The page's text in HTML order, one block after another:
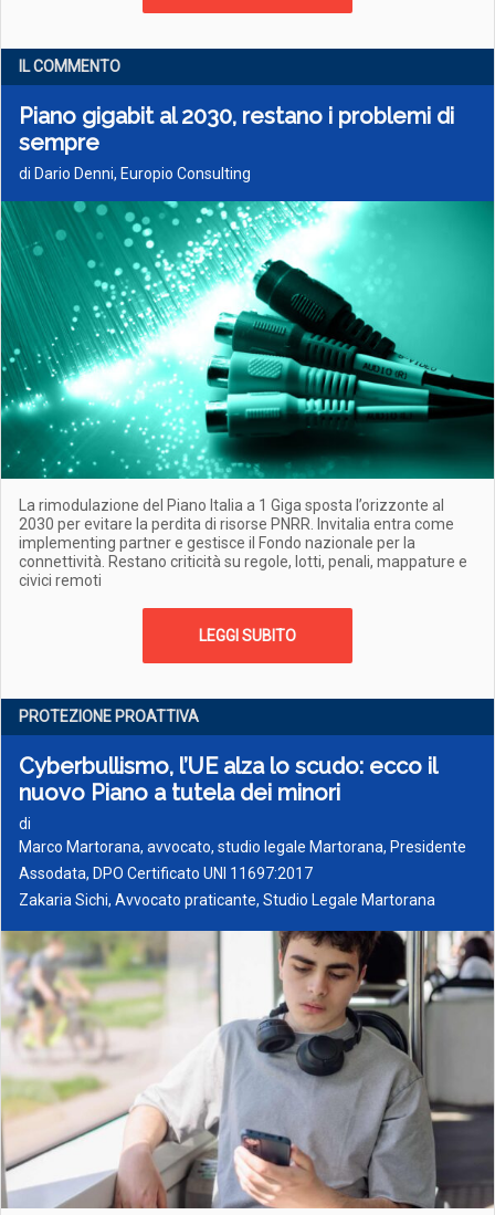
IL COMMENTO
Piano gigabit al 2030, restano i problemi di
sempre
di Dario Denni, Europio Consulting
La rimodulazione del Piano Italia a 1 Giga sposta l’orizzonte al
2030 per evitare la perdita di risorse PNRR. Invitalia entra come
implementing partner e gestisce il Fondo nazionale per la
connettività. Restano criticità su regole, lotti, penali, mappature e
civici remoti
LEGGI SUBITO
PROTEZIONE PROATTIVA
Cyberbullismo, l’UE alza lo scudo: ecco il
nuovo Piano a tutela dei minori
di
Marco Martorana, avvocato, studio legale Martorana, Presidente
Assodata, DPO Certificato UNI 11697:2017
Zakaria Sichi, Avvocato praticante, ‎Studio Legale Martorana